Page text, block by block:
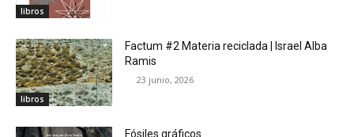
libros
libros
Factum #2 Materia reciclada | Israel Alba
Ramis
23 junio, 2026
Fósiles gráficos